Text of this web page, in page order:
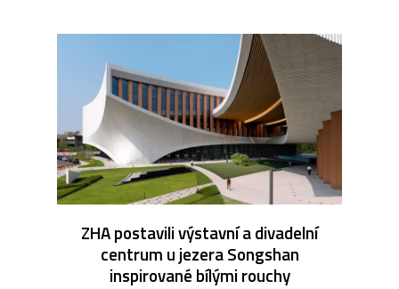
ZHA postavili výstavní a divadelní
centrum u jezera Songshan
inspirované bílými rouchy